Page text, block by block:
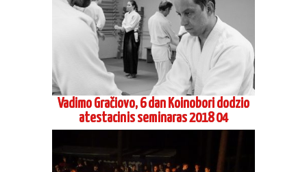
Vadimo Gračiovo, 6 dan Koinobori dodzio
atestacinis seminaras 2018 04